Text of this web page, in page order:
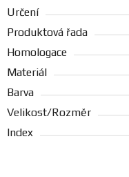
Určení
Produktová řada
Homologace
Materiál
Barva
Velikost/Rozměr
Index